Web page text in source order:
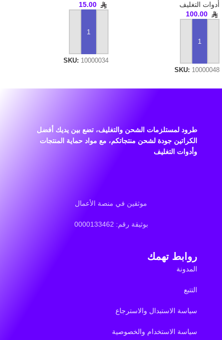
أدوات التغليف
100.00
SKU: 10000048
15.00
SKU: 10000034
طرود لمستلزمات الشحن والتغليف، تضع بين يديك أفضل
الكراتين جودة لشحن منتجاتكم، مع مواد حماية المنتجات
وأدوات التغليف
موثقين في منصة الأعمال
بوثيقة رقم: 0000133462
روابط تهمك
المدونة
التتبع
سياسة الاستبدال والاسترجاع
سياسة الاستخدام والخصوصية